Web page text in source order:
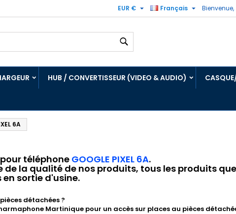
Bienvenue,
Français 
EUR € 
HUB / CONVERTISSEUR (VIDEO & AUDIO)
6A
téléphone GOOGLE PIXEL 6A.
la qualité de nos produits, tous les produits
sortie d'usine.
détachées ?
Martinique pour un accès sur places au pièces